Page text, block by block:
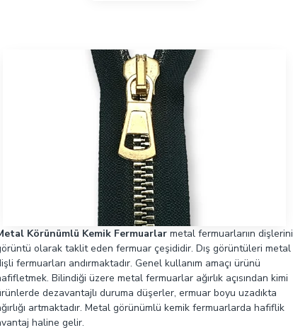
Körünümlü Kemik Fermuarlarmetal fermuarlarıın dişlerini
olarak taklit eden fermuar çeşididir. Dış görüntüleri metal
fermuarları andırmaktadır. Genel kullanım amaçı ürünü
Bilindiği üzere metal fermuarlar ağırlık açısından kimi
dezavantajlı duruma düşerler, ermuar boyu uzadıkta
artmaktadır. Metal görünümlü kemik fermuarlarda hafiflik
haline gelir.